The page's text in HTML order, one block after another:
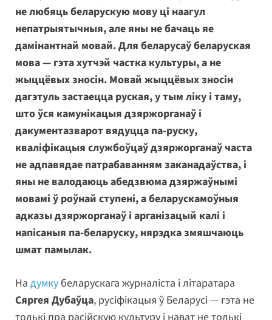
не любяць беларускую мову ці наагул
непатрыятычныя, але яны не бачаць яе
дамінантнай мовай. Для беларусаў беларуская
мова — гэта хутчэй частка культуры, а не
жыццёвых зносін. Мовай жыццёвых зносін
дагэтуль застаецца руская, у тым ліку і таму,
што ўся камунікацыя дзяржорганаў і
дакументазварот вядуцца па-руску,
кваліфікацыя службоўцаў дзяржорганаў часта
не адпавядае патрабаванням заканадаўства, і
яны не валодаюць абедзвюма дзяржаўнымі
мовамі ў роўнай ступені, а беларускамоўныя
адказы дзяржорганаў і арганізацый калі і
напісаныя па-беларуску, нярэдка змяшчаюць
шмат памылак.
На думку беларускага журналіста і літаратара
Сяргея Дубаўца, русіфікацыя ў Беларусі — гэта не